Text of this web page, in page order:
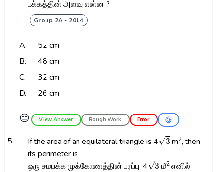
பக்கத்தின் அளவு என்ன ?
Group 2A - 2014
A.
52 cm
B.
48 cm
C.
32 cm
D.
26 cm
😑 View Answer Rough Work Error
5. If the area of an equilateral triangle is 4 m2, then
its perimeter is
ஒரு சமபக்க முக்கோணத்தின் பரப்பு 4
மீ2எனில்